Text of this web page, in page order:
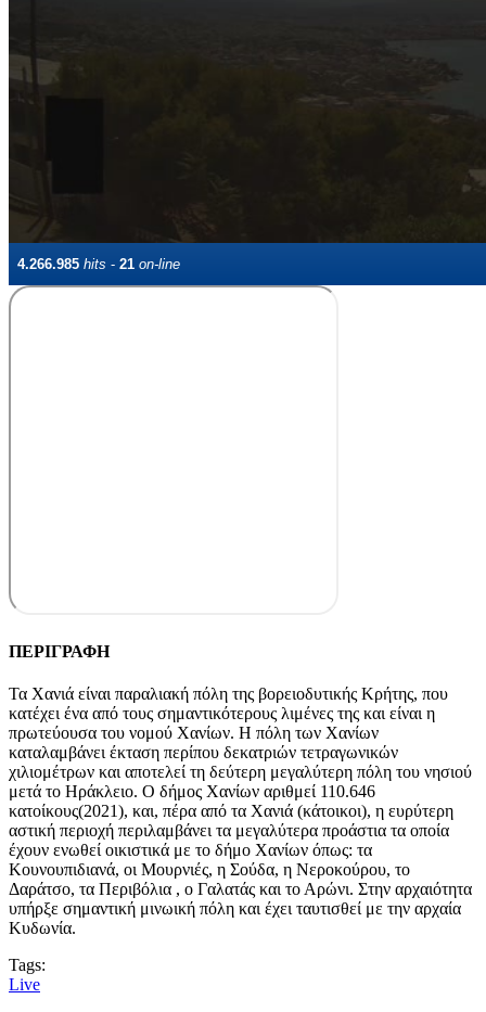
ΠΕΡΙΓΡΑΦΗ
Τα Χανιά είναι παραλιακή πόλη της βορειοδυτικής Κρήτης, που
κατέχει ένα από τους σημαντικότερους λιμένες της και είναι η
πρωτεύουσα του νομού Χανίων. Η πόλη των Χανίων
καταλαμβάνει έκταση περίπου δεκατριών τετραγωνικών
χιλιομέτρων και αποτελεί τη δεύτερη μεγαλύτερη πόλη του νησιού
μετά το Ηράκλειο. Ο δήμος Χανίων αριθμεί 110.646
κατοίκους(2021), και, πέρα από τα Χανιά (κάτοικοι), η ευρύτερη
αστική περιοχή περιλαμβάνει τα μεγαλύτερα προάστια τα οποία
έχουν ενωθεί οικιστικά με το δήμο Χανίων όπως: τα
Κουνουπιδιανά, οι Μουρνιές, η Σούδα, η Νεροκούρου, το
Δαράτσο, τα Περιβόλια , ο Γαλατάς και το Αρώνι. Στην αρχαιότητα
υπήρξε σημαντική μινωική πόλη και έχει ταυτισθεί με την αρχαία
Κυδωνία.
Tags:
Live